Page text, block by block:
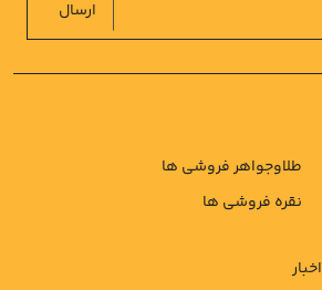
طلاوجواهر فروشی ها
نقره فروشی ها
اخبار
ارسال